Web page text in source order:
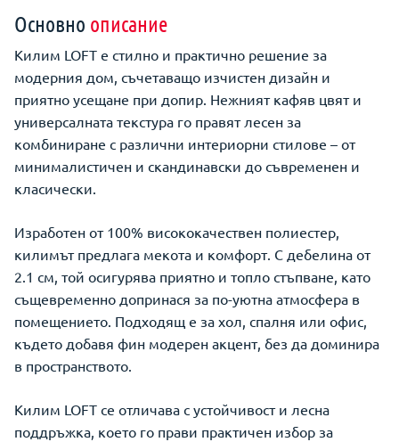
Основно описание
Килим LOFT е стилно и практично решение за
модерния дом, съчетаващо изчистен дизайн и
приятно усещане при допир. Нежният кафяв цвят и
универсалната текстура го правят лесен за
комбиниране с различни интериорни стилове – от
минималистичен и скандинавски до съвременен и
класически.
Изработен от 100% висококачествен полиестер,
килимът предлага мекота и комфорт. С дебелина от
2.1 см, той осигурява приятно и топло стъпване, като
същевременно допринася за по-уютна атмосфера в
помещението. Подходящ е за хол, спалня или офис,
където добавя фин модерен акцент, без да доминира
в пространството.
Килим LOFT се отличава с устойчивост и лесна
поддръжка, което го прави практичен избор за